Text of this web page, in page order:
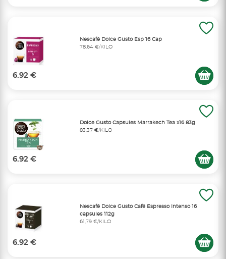
Nescafé Dolce Gusto Esp 16 Cap
78,64 €/KILO
6.92 €
Dolce Gusto Capsules Marrakech Tea x16 83g
83,37 €/KILO
6.92 €
Nescafé Dolce Gusto Café Espresso Intenso 16
capsules 112g
61,79 €/KILO
6.92 €